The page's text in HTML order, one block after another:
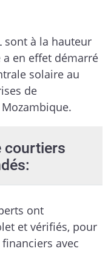
sont à la hauteur
a en effet démarré
solaire au
de
courtiers
ont
et vérifiés, pour
avec